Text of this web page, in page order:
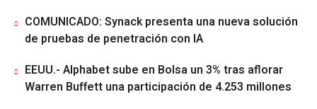
COMUNICADO: Synack presenta una nueva solución
de pruebas de penetración con IA
EEUU.- Alphabet sube en Bolsa un 3% tras aflorar
Warren Buffett una participación de 4.253 millones